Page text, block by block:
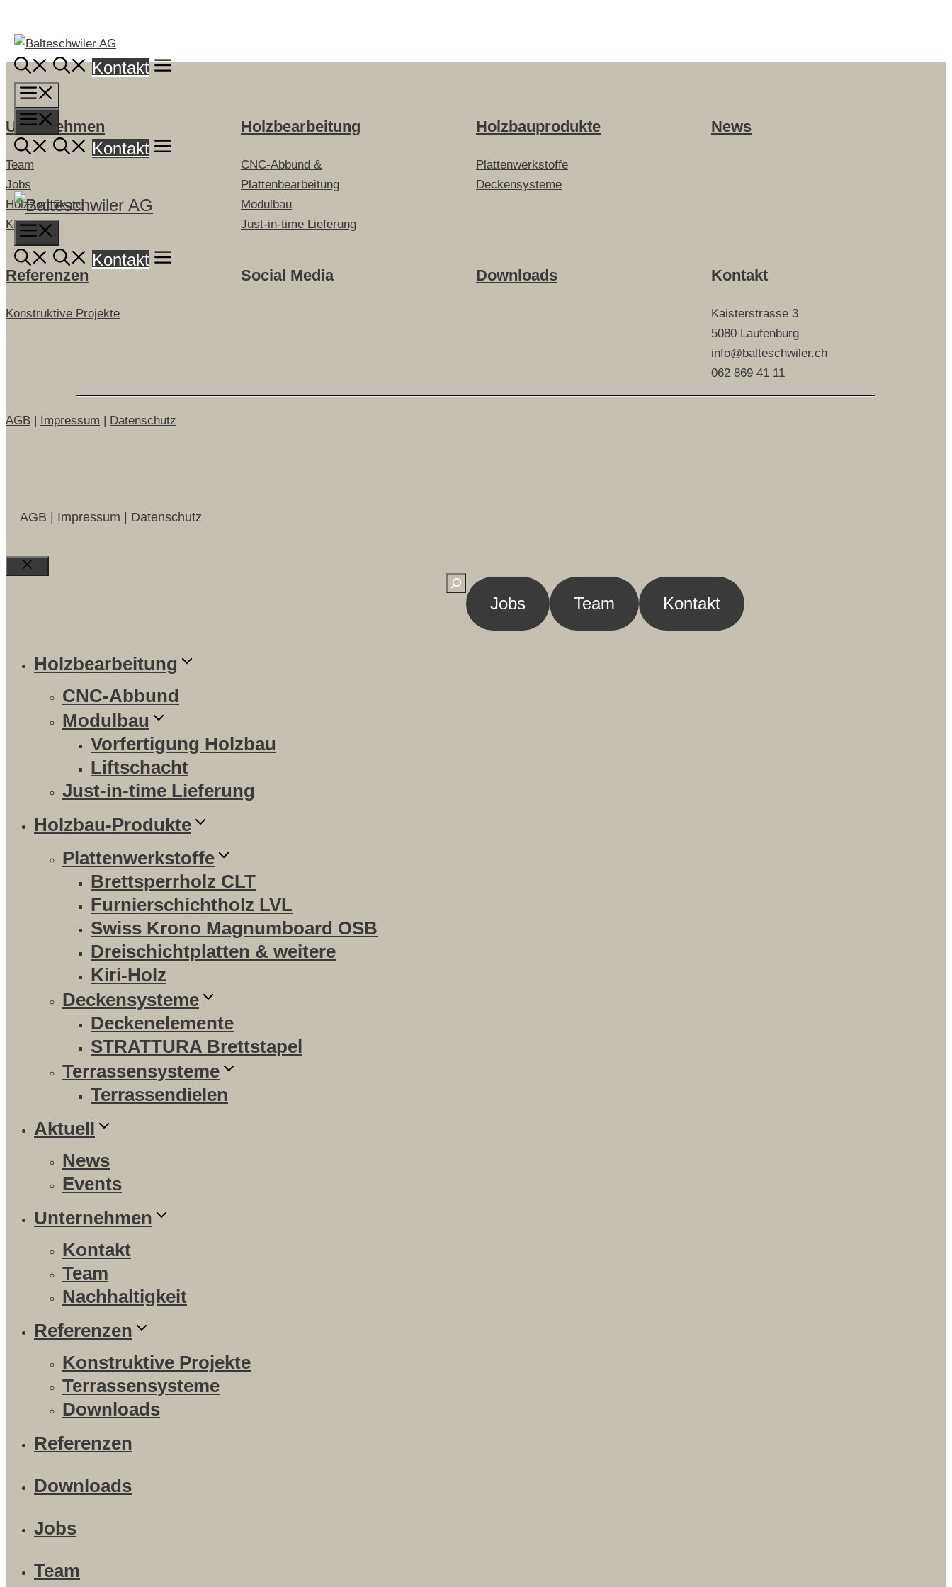
zum
Inhalt
Kontakt
Menü
Kontakt
Kontakt
Unternehmen
Team
Jobs
Holzzertifikate
Kontakt
Holzbearbeitung
CNC-Abbund &
Plattenbearbeitung
Modulbau
Just-in-time Lieferung
Holzbauprodukte
Plattenwerkstoffe
Deckensysteme
News
Referenzen
Konstruktive Projekte
Social Media Downloads Kontakt
Kaisterstrasse 3
5080 Laufenburg
info@balteschwiler.ch
062 869 41 11
AGB | Impressum | Datenschutz
AGB | Impressum | Datenschutz
Close Suchen
Jobs Team Kontakt
Holzbearbeitung
CNC-Abbund
Modulbau
Vorfertigung Holzbau
Liftschacht
Just-in-time Lieferung
Holzbau-Produkte
Plattenwerkstoffe
Brettsperrholz CLT
Furnierschichtholz LVL
Swiss Krono Magnumboard OSB
Dreischichtplatten & weitere
Kiri-Holz
Deckensysteme
Deckenelemente
STRATTURA Brettstapel
Terrassensysteme
Terrassendielen
Aktuell
News
Events
Unternehmen
Kontakt
Team
Nachhaltigkeit
Referenzen
Konstruktive Projekte
Terrassensysteme
Downloads
Referenzen
Downloads
Jobs
Team